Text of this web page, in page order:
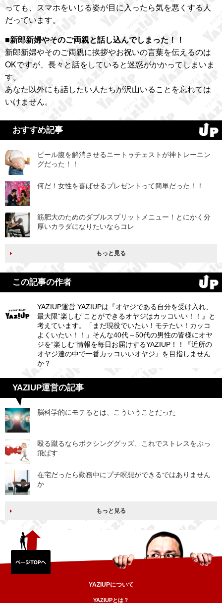
っても、スマホをいじる姿が目に入ったら気を悪くする人
だっています。
■新郎新婦やそのご両親と話し込んでしまった！！
新郎新婦やそのご両親に挨拶やお祝いの言葉を伝えるのは
OKですが、長々と話をしていると迷惑がかかってしまいま
す。
あなた以外にも話したい人たちが沢山いることを忘れては
いけません。
おすすめ記事
ビール腹を解消させるニートゥチェストが神トレーニン
グだった！！
何だ！女性を喜ばせるプレゼントって簡単だった！！
筋肥大のためのダブルスプリットメニュー！とにかく分
厚いカラダになりたいならコレ
もっと見る
この記事の作者
YAZIUP運営 YAZIUPは『オヤジである自分を受け入れ、
最大限“楽しむ”ことができるオヤジはカッコいい！！』と
考えています。「まだ現役でいたい！モテたい！カッコ
よくいたい！！」そんな40代～50代の男性の皆様にオヤ
ジを“楽しむ”情報を毎日お届けするYAZIUP！！『近所の
オヤジ達の中で一番カッコいいオヤジ』を目指しません
か？
YAZIUP運営の記事
脳科学的にモテるとは、こういうことだった
殴る蹴るならボクシンググッズ、これでストレスをぶっ
飛ばす
在宅だったら勤務中にプチ瞑想ができるではありません
か
もっと見る
YAZIUPについて
YAZIUPとは？